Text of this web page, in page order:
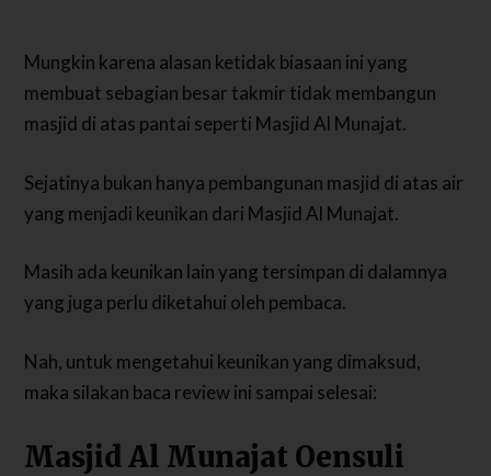
Mungkin karena alasan ketidak biasaan ini yang
membuat sebagian besar takmir tidak membangun
masjid di atas pantai seperti Masjid Al Munajat.
Sejatinya bukan hanya pembangunan masjid di atas air
yang menjadi keunikan dari Masjid Al Munajat.
Masih ada keunikan lain yang tersimpan di dalamnya
yang juga perlu diketahui oleh pembaca.
Nah, untuk mengetahui keunikan yang dimaksud,
maka silakan baca review ini sampai selesai:
Masjid Al Munajat Oensuli